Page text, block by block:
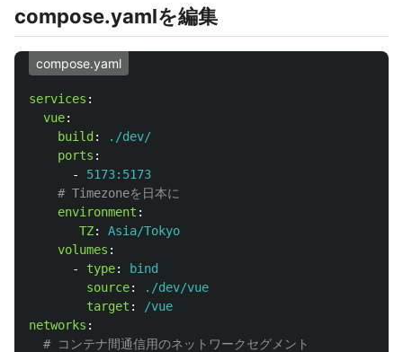
compose.yamlを編集
compose.yaml
services :
vue:
build :
./dev/
ports :
-
5173:5173
# Timezoneを日本に
environment :
TZ:
Asia/Tokyo
volumes :
-
type:
bind
source:
./dev/vue
target :
/vue
networks :
# コンテナ間通信用のネットワークセグメント